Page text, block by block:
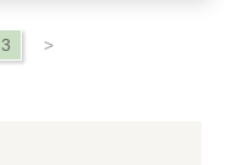
3 >